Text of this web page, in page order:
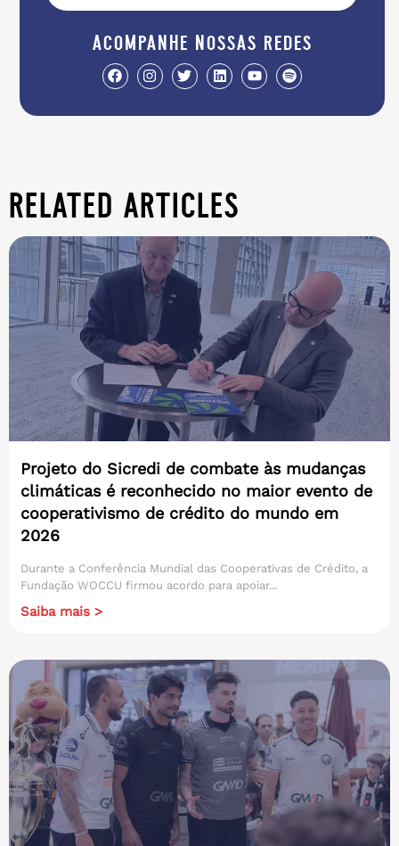
acompanhe nossas redes
related articles
Projeto do Sicredi de combate às mudanças
climáticas é reconhecido no maior evento de
cooperativismo de crédito do mundo em
2026
Durante a Conferência Mundial das Cooperativas de Crédito, a
Fundação WOCCU firmou acordo para apoiar...
Saiba mais >